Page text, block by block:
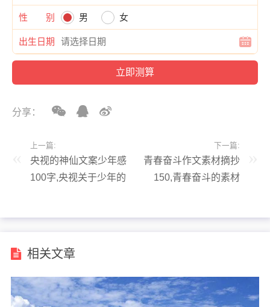
性 别 男 女
出生日期
分享：
上一篇:
央视的神仙文案少年感
100字,央视关于少年的
下一篇:
青春奋斗作文素材摘抄
150,青春奋斗的素材
相关文章